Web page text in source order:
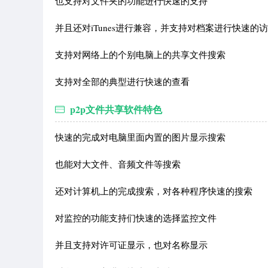
并且还对iTunes进行兼容，并支持对档案进行快速的
支持对网络上的个别电脑上的共享文件搜索
支持对全部的典型进行快速的查看
p2p文件共享软件特色
快速的完成对电脑里面内置的图片显示搜索
也能对大文件、音频文件等搜索
还对计算机上的完成搜索，对各种程序快速的搜索
对监控的功能支持们快速的选择监控文件
并且支持对许可证显示，也对名称显示